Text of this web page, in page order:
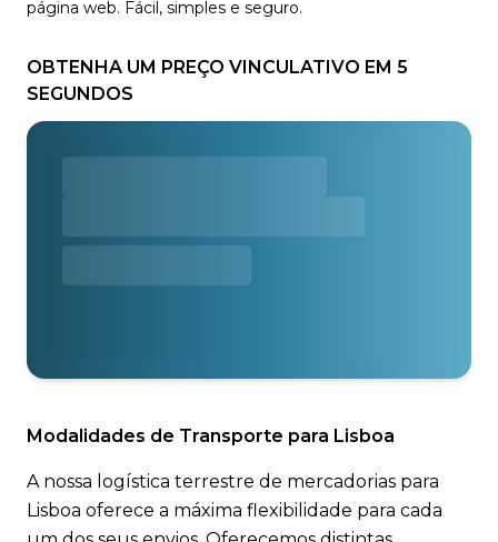
página web. Fácil, simples e seguro.
OBTENHA UM PREÇO VINCULATIVO EM 5
SEGUNDOS
Modalidades de Transporte para Lisboa
A nossa logística terrestre de mercadorias para
Lisboa oferece a máxima flexibilidade para cada